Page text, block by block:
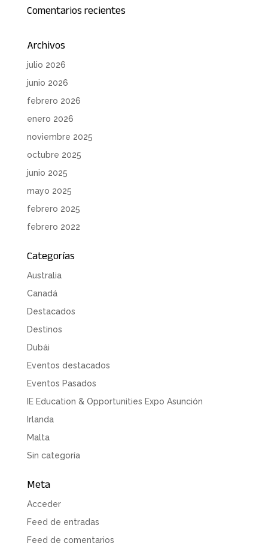
Comentarios recientes
Archivos
julio 2026
junio 2026
febrero 2026
enero 2026
noviembre 2025
octubre 2025
junio 2025
mayo 2025
febrero 2025
febrero 2022
Categorías
Australia
Canadá
Destacados
Destinos
Dubái
Eventos destacados
Eventos Pasados
IE Education & Opportunities Expo Asunción
Irlanda
Malta
Sin categoría
Meta
Acceder
Feed de entradas
Feed de comentarios